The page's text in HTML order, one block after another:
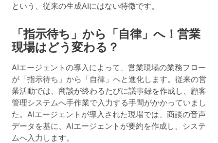
という、従来の生成AIにはない特徴です。
「指示待ち」から「自律」へ！営業
現場はどう変わる？
AIエージェントの導入によって、営業現場の業務フロー
が「指示待ち」から「自律」へと進化します。従来の営
業活動では、商談が終わるたびに議事録を作成し、顧客
管理システムへ手作業で入力する手間がかかっていまし
た。AIエージェントが導入された現場では、商談の音声
データを基に、AIエージェントが要約を作成し、システ
ムへ入力します。